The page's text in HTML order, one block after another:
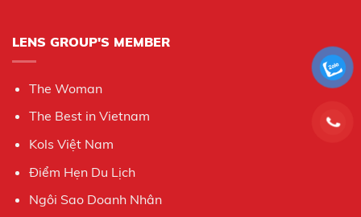
LENS GROUP'S MEMBER
The Woman
The Best in Vietnam
Kols Việt Nam
Điểm Hẹn Du Lịch
Ngôi Sao Doanh Nhân